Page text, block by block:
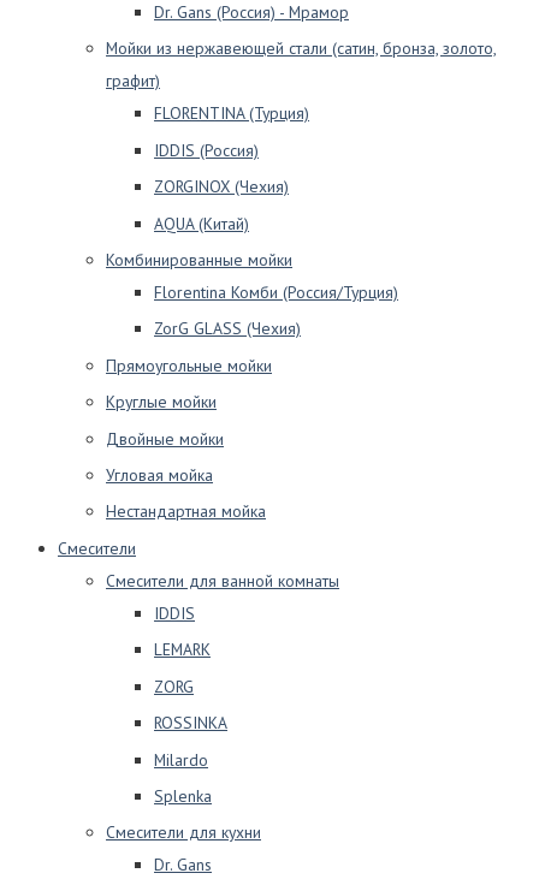
Dr. Gans (Россия) - Мрамор
Мойки из нержавеющей стали (сатин, бронза, золото,
графит)
FLORENTINA (Турция)
IDDIS (Россия)
ZORGINOX (Чехия)
AQUA (Китай)
Комбинированные мойки
Florentina Комби (Россия/Турция)
ZorG GLASS (Чехия)
Прямоугольные мойки
Круглые мойки
Двойные мойки
Угловая мойка
Нестандартная мойка
Смесители
Смесители для ванной комнаты
IDDIS
LEMARK
ZORG
ROSSINKA
Milardo
Splenka
Смесители для кухни
Dr. Gans